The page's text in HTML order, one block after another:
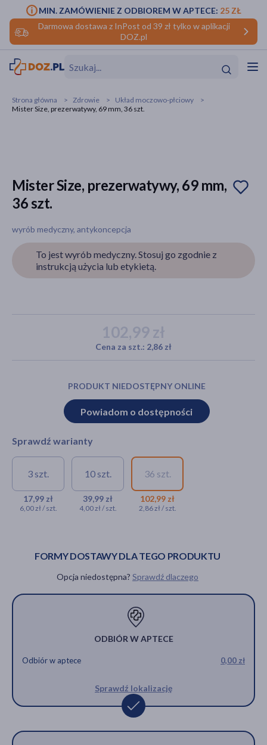
Darmowa dostawa z InPost od 39 zł tylko w aplikacji
DOZ.pl
MIN. ZAMÓWIENIE Z ODBIOREM W APTECE: 25 ZŁ
Hit
Strona główna Zdrowie
Układ moczowo-płciowy
Mister Size, prezerwatywy, 69 mm, 36 szt.
Mister Size, prezerwatywy, 69 mm,
36 szt.
wyrób medyczny, antykoncepcja
To jest wyrób medyczny. Stosuj go zgodnie z
instrukcją użycia lub etykietą.
102,99 zł
Cena za szt.: 2,86 zł
PRODUKT NIEDOSTĘPNY ONLINE
Powiadom o dostępności
Sprawdź warianty
3 szt.
17,99 zł
6,00 zł / szt.
Mister Size, prezerwatywy,
69 mm, 3 szt.
10 szt.
39,99 zł
4,00 zł / szt.
Mister Size,
prezerwatywy, 69
mm, 10 szt.
36 szt.
102,99 zł
2,86 zł / szt.
CHWILOWO
NIEDOSTĘPNY
FORMY DOSTAWY DLA TEGO PRODUKTU
Opcja niedostępna? Sprawdź dlaczego
ODBIÓR W APTECE
Odbiór w aptece 0,00 zł
Sprawdź lokalizację